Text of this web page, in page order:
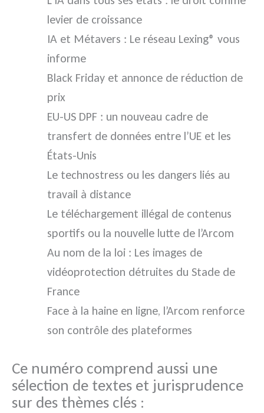
levier de croissance
IA et Métavers : Le réseau Lexing® vous
informe
Black Friday et annonce de réduction de
prix
EU-US DPF : un nouveau cadre de
transfert de données entre l’UE et les
États-Unis
Le technostress ou les dangers liés au
travail à distance
Le téléchargement illégal de contenus
sportifs ou la nouvelle lutte de l’Arcom
Au nom de la loi : Les images de
vidéoprotection détruites du Stade de
France
Face à la haine en ligne, l’Arcom renforce
son contrôle des plateformes
Ce numéro comprend aussi une
sélection de textes et jurisprudence
sur des thèmes clés :